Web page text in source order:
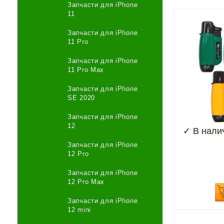
Запчасти для iPhone
11
Запчасти для iPhone
11 Pro
Запчасти для iPhone
11 Pro Max
Запчасти для iPhone
SE 2020
Запчасти для iPhone
12
Запчасти для iPhone
12 Pro
Запчасти для iPhone
12 Pro Max
Запчасти для iPhone
12 mini
✓ В